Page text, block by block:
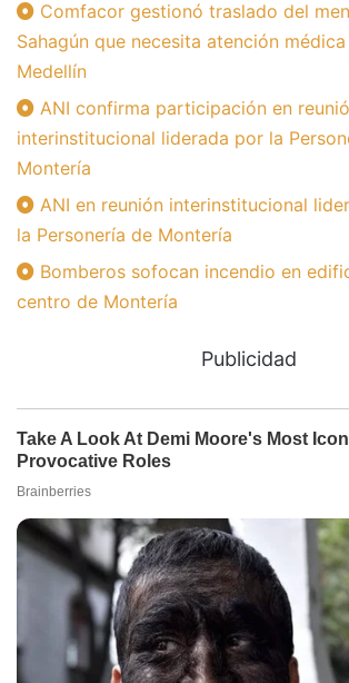
Comfacor gestionó traslado del
Sahagún que necesita atención
Medellín
ANI confirma participación en
interinstitucional liderada por la
Montería
ANI en reunión interinstitucional
la Personería de Montería
Bomberos sofocan incendio en
centro de Montería
Publicidad